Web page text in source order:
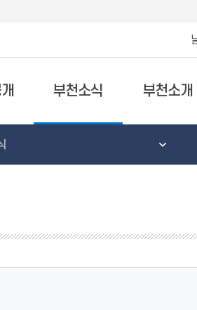
부천소식 부천소개